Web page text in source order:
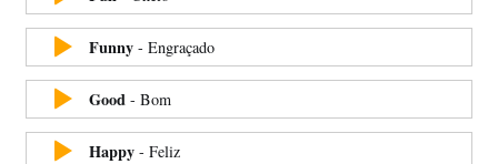
Funny- Engraçado
Good - Bom
Happy- Feliz